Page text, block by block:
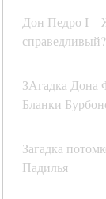
Дон Педро I –
справедливый?
ЗАгадка Дона
Бланки
Загадка
Падилья